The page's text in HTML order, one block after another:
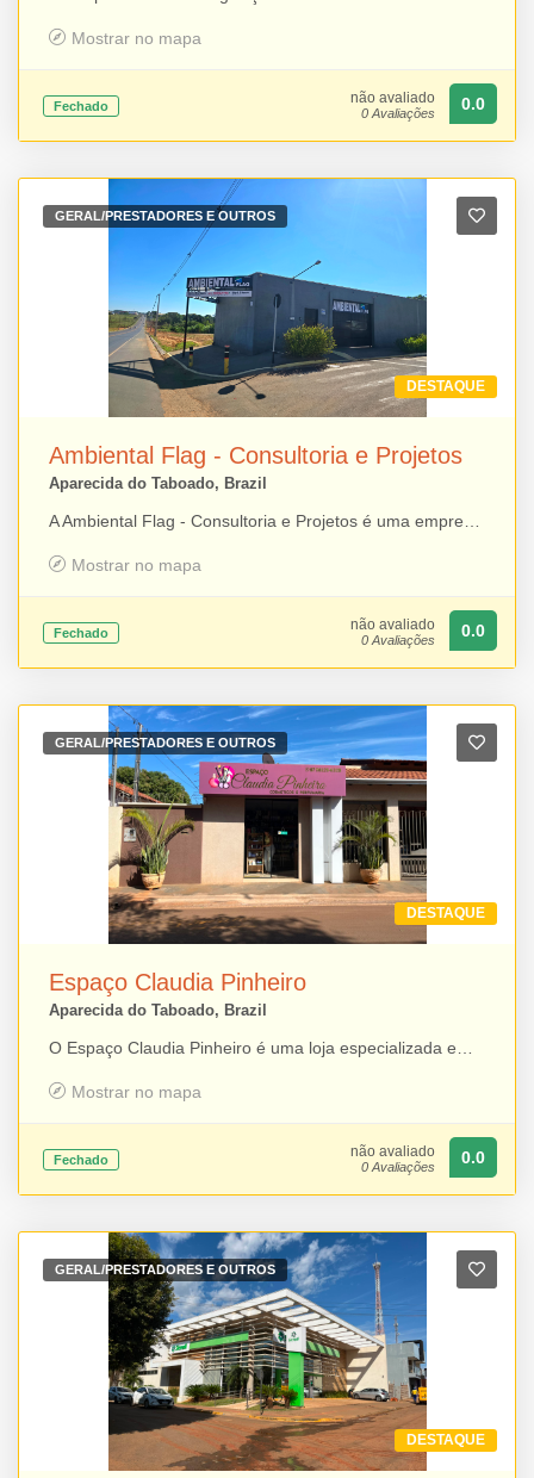
Mostrar no mapa
Fechado não avaliado
0 Avaliações 0.0
DESTAQUE
GERAL/PRESTADORES E OUTROS
Ambiental Flag - Consultoria e Projetos
Aparecida do Taboado, Brazil
A Ambiental Flag - Consultoria e Projetos é uma empresa de Aparecida do Taboado especializada em regularização ambiental de empreendimentos no Estado de Mato Grosso do Sul. Com atuação voltada ao atendimento de empresas e produtores rurais, oferece assessoria técnica para processos de licenciamento e adequação às exigências da legislação ambiental, proporcionando soluções com responsabilidade, segurança e eficiência para seus clientes.
Mostrar no mapa
Fechado não avaliado
0 Avaliações 0.0
DESTAQUE
GERAL/PRESTADORES E OUTROS
Espaço Claudia Pinheiro
Aparecida do Taboado, Brazil
O Espaço Claudia Pinheiro é uma loja especializada em cosméticos, perfumaria e cuidados com a pele em Aparecida do Taboado. O estabelecimento reúne produtos à pronta entrega de marcas reconhecidas como O Boticário, Avon, Eudora, Quem Disse, Berenice?, Natura, L’Occitane e Creamy, oferecendo praticidade para quem busca qualidade e variedade em um só lugar. Além dos produtos disponíveis na loja, os clientes também podem realizar encomendas por meio dos catálogos, contando com atendimento personalizado e uma experiência de compra completa.
Mostrar no mapa
Fechado não avaliado
0 Avaliações 0.0
DESTAQUE
GERAL/PRESTADORES E OUTROS